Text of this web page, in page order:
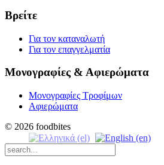
Βρείτε
Για τον καταναλωτή
Για τον επαγγελματία
Μονογραφίες & Αφιερώματα
Μονογραφίες Τροφίμων
Αφιερώματα
© 2026 foodbites